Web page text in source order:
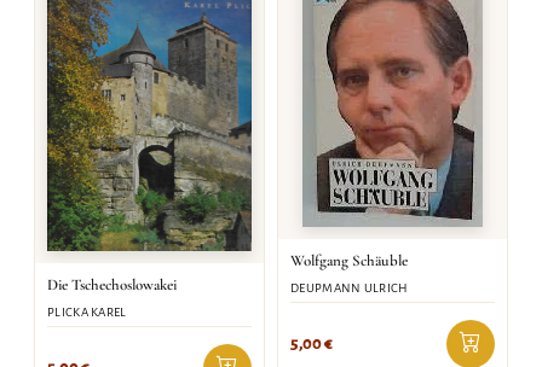
Die Tschechoslowakei
PLICKA KAREL
Wolfgang Schäuble
DEUPMANN ULRICH
5,00€